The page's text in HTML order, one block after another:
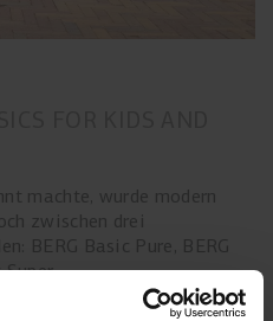
machte, wurde modern
BERG Basic Pure, BERG